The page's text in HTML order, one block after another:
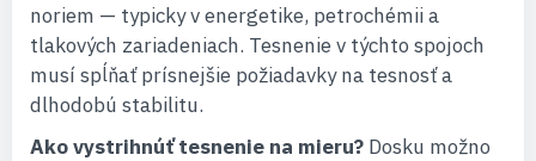
noriem — typicky v energetike, petrochémii a
tlakových zariadeniach. Tesnenie v týchto spojoch
musí spĺňať prísnejšie požiadavky na tesnosť a
dlhodobú stabilitu.
Ako vystrihnúť tesnenie na mieru? Dosku možno